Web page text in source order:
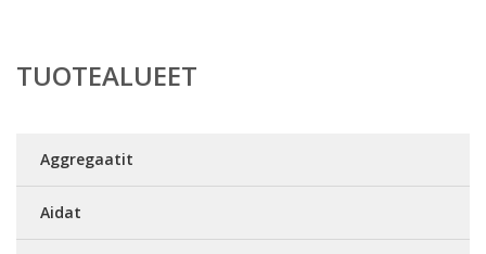
TUOTEALUEET
Aggregaatit
Aidat